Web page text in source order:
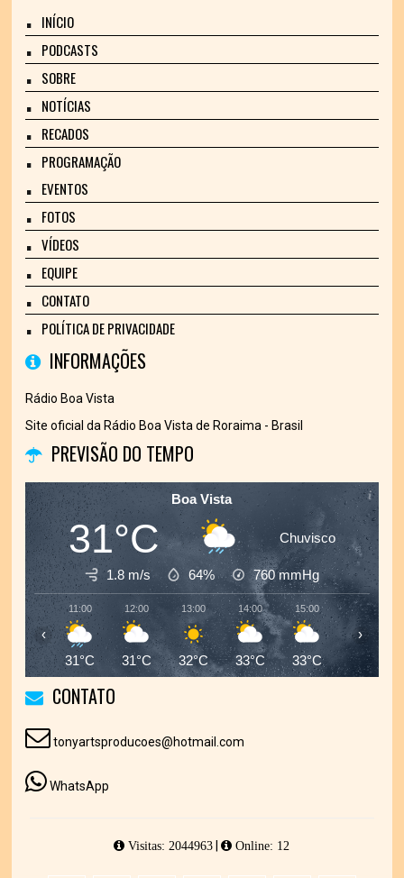
INÍCIO
PODCASTS
SOBRE
NOTÍCIAS
RECADOS
PROGRAMAÇÃO
EVENTOS
FOTOS
VÍDEOS
EQUIPE
CONTATO
POLÍTICA DE PRIVACIDADE
INFORMAÇÕES
Rádio Boa Vista
Site oficial da Rádio Boa Vista de Roraima - Brasil
PREVISÃO DO TEMPO
Boa Vista
31°C Chuvisco
1.8 m/s 64% 760mmHg
11:00
31°C
12:00
31°C
13:00
32°C
14:00
33°C
15:00
33°C
16:00
32°C
‹ ›
CONTATO
tonyartsproducoes@hotmail.com
WhatsApp
Visitas: 2044963 | Online: 12